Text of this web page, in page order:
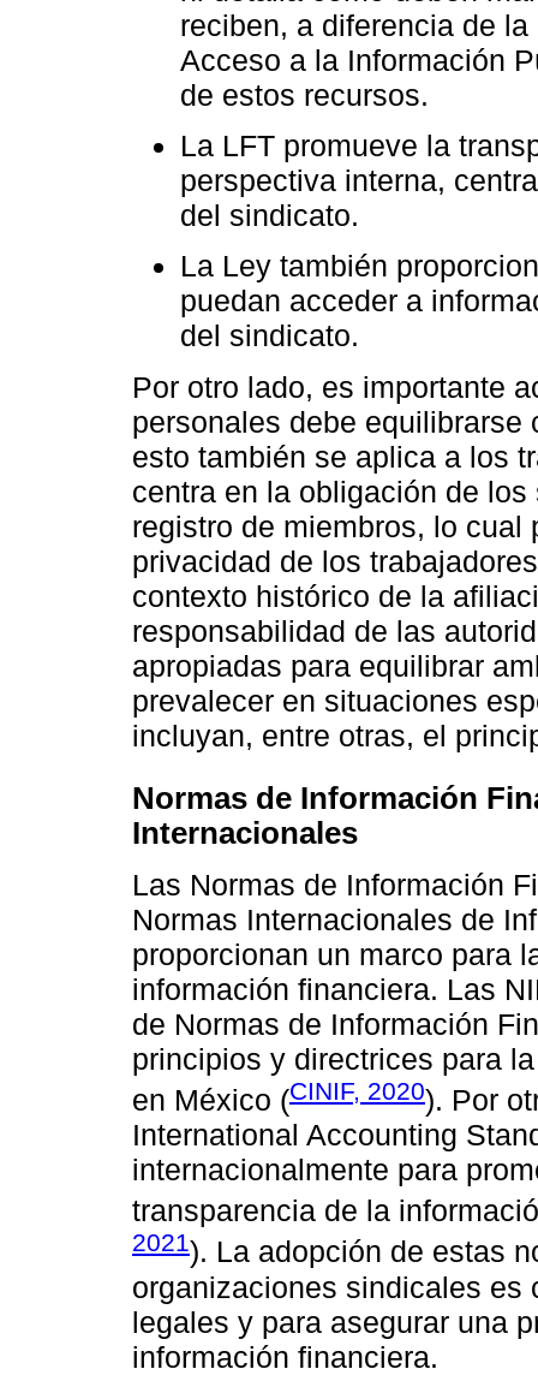
reciben, a diferencia de
Acceso a la Información
de estos recursos.
La LFT promueve la
perspectiva interna,
del sindicato.
La Ley también
puedan acceder a
del sindicato.
Por otro lado, es importante
personales debe
esto también se aplica a los
centra en la obligación de
registro de miembros, lo
privacidad de los
contexto histórico de la
responsabilidad de las
apropiadas para equilibrar
prevalecer en situaciones
incluyan, entre otras, el
Normas de Información
Internacionales
Las Normas de Información
Normas Internacionales de
proporcionan un marco para
información financiera. Las
de Normas de Información
principios y directrices para
en México (CINIF, 2020). Por
International Accounting
internacionalmente para
transparencia de la
2021). La adopción de estas
organizaciones sindicales es
legales y para asegurar una
información financiera.